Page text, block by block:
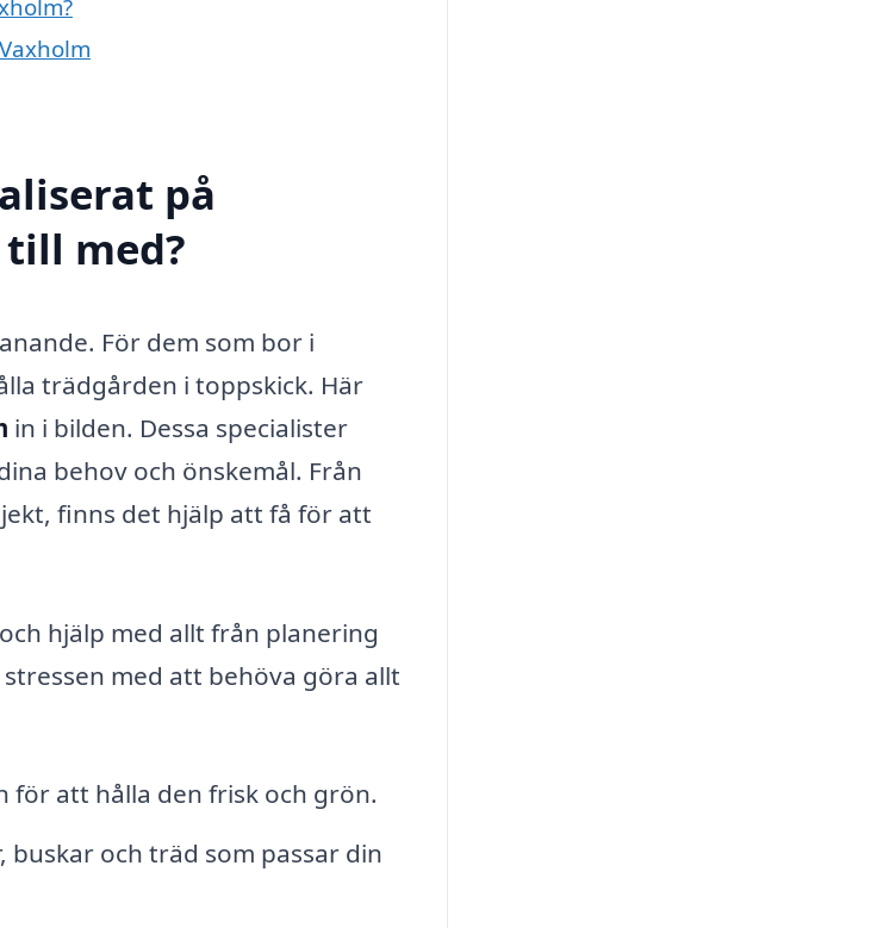
på
med?
För dem som bor i
trädgården i toppskick. Här
in i bilden. Dessa specialister
behov och önskemål. Från
finns det hjälp att få för att
hjälp med allt från planering
med att behöva göra allt
för att hålla den frisk och grön.
och träd som passar din